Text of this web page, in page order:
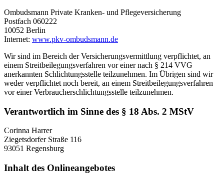
Ombudsmann Private Kranken- und Pflegeversicherung
Postfach 060222
10052 Berlin
Internet: www.pkv-ombudsmann.de
Wir sind im Bereich der Versicherungsvermittlung verpflichtet, an
einem Streitbeilegungsverfahren vor einer nach § 214 VVG
anerkannten Schlichtungsstelle teilzunehmen. Im Übrigen sind wir
weder verpflichtet noch bereit, an einem Streitbeilegungsverfahren
vor einer Verbraucherschlichtungsstelle teilzunehmen.
Verantwortlich im Sinne des § 18 Abs. 2 MStV
Corinna Harrer
Ziegetsdorfer Straße 116
93051 Regensburg
Inhalt des Onlineangebotes